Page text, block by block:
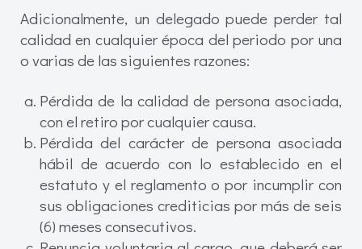
Adicionalmente, un delegado puede perder tal
calidad en cualquier época del periodo por una
o varias de las siguientes razones:
Pérdida de la calidad de persona asociada,
con el retiro por cualquier causa.
Pérdida del carácter de persona asociada
hábil de acuerdo con lo establecido en el
estatuto y el reglamento o por incumplir con
sus obligaciones crediticias por más de seis
(6) meses consecutivos.